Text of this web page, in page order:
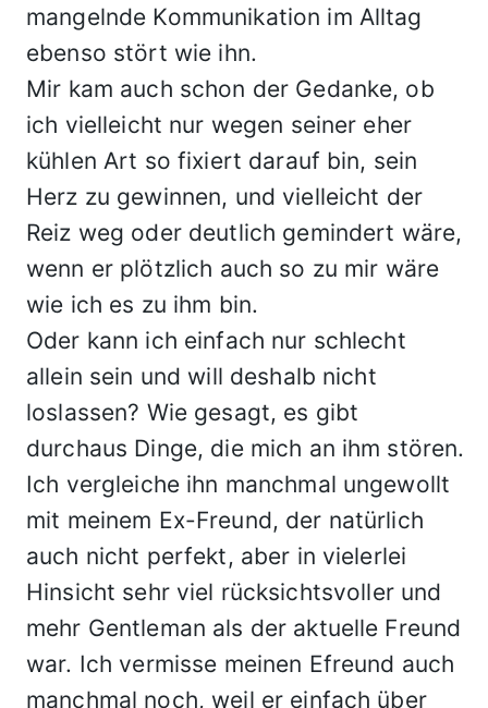
mangelnde Kommunikation im Alltag
ebenso stört wie ihn.
Mir kam auch schon der Gedanke, ob
ich vielleicht nur wegen seiner eher
kühlen Art so fixiert darauf bin, sein
Herz zu gewinnen, und vielleicht der
Reiz weg oder deutlich gemindert wäre,
wenn er plötzlich auch so zu mir wäre
wie ich es zu ihm bin.
Oder kann ich einfach nur schlecht
allein sein und will deshalb nicht
loslassen? Wie gesagt, es gibt
durchaus Dinge, die mich an ihm stören.
Ich vergleiche ihn manchmal ungewollt
mit meinem Ex-Freund, der natürlich
auch nicht perfekt, aber in vielerlei
Hinsicht sehr viel rücksichtsvoller und
mehr Gentleman als der aktuelle Freund
war. Ich vermisse meinen Efreund auch
manchmal noch, weil er einfach über